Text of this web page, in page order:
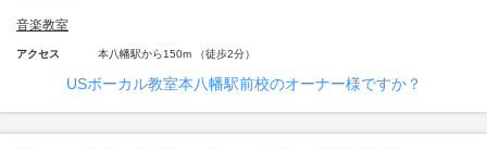
音楽教室
アクセス 本八幡駅から150m （徒歩2分）
USボーカル教室本八幡駅前校のオーナー様ですか？